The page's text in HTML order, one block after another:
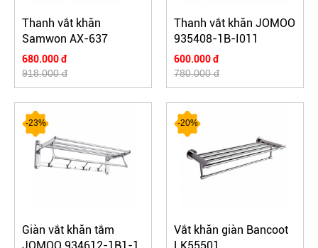
Thanh vắt khăn
Samwon AX-637
680.000 đ
918.000 đ
Thanh vắt khăn JOMOO
935408-1B-I011
600.000 đ
780.000 đ
-23%
Giàn vắt khăn tắm
-20%
Vắt khăn giàn Bancoot